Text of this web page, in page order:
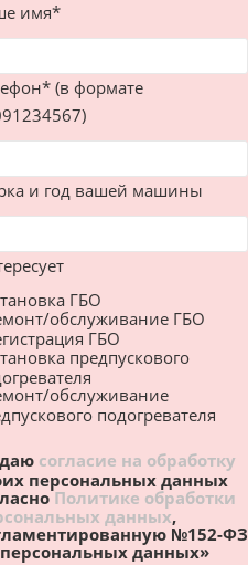
имя*
(в формате
и год вашей машины
ГБО
обслуживание ГБО
ГБО
предпускового
обслуживание
подогревателя
согласие на обработку
персональных данных
Политике обработки
данных,
№152-ФЗ
данных»